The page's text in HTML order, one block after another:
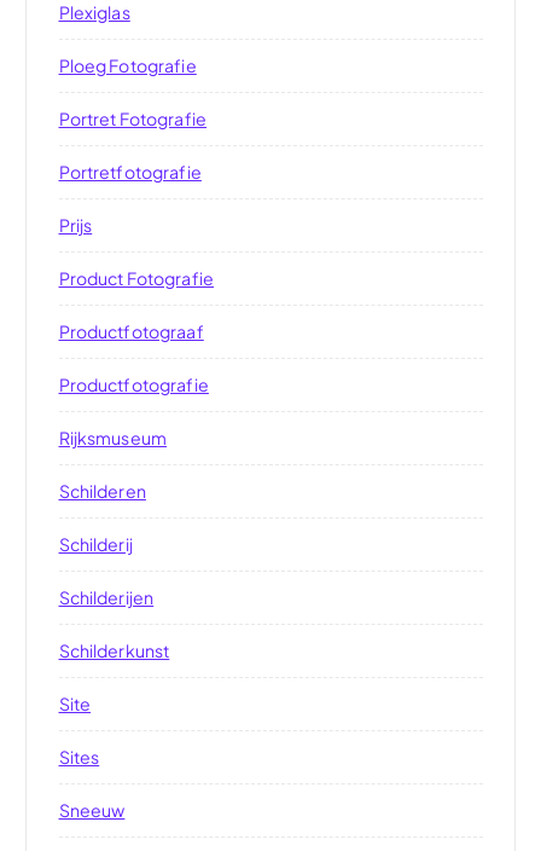
Plexiglas
Ploeg Fotografie
Portret Fotografie
Portretfotografie
Prijs
Product Fotografie
Productfotograaf
Productfotografie
Rijksmuseum
Schilderen
Schilderij
Schilderijen
Schilderkunst
Site
Sites
Sneeuw